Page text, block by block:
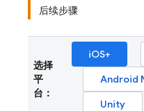
后续步骤
选择
平
台：
iOS+
Android
Unity